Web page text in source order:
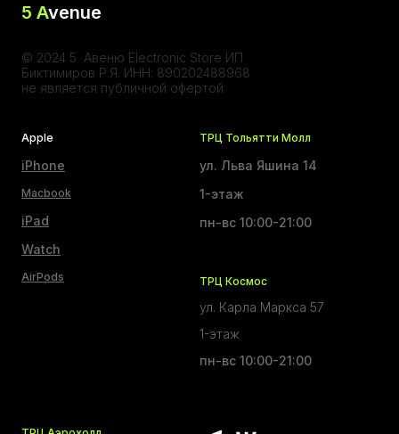
5 Avenue
© 2024 5 Авеню Electronic Store ИП
Биктимиров Р.Я. ИНН: 890202488968
не является публичной офертой
Apple
iPhone
Macbook
iPad
Watch
AirPods
ТРЦ Тольятти Молл
ул. Льва Яшина 14
1-этаж
пн-вс 10:00-21:00
ТРЦ Космос
ул. Карла Маркса 57
1-этаж
пн-вс 10:00-21:00